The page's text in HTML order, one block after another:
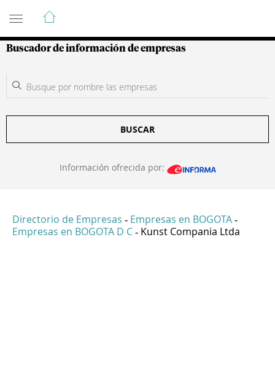
Guía de Empresas Colombianas
Buscador de información de empresas
BUSCAR
Información ofrecida por:
Directorio de Empresas - Empresas en BOGOTA -
Empresas en BOGOTA D C - Kunst Compania Ltda